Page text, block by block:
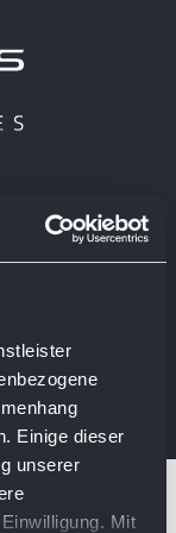
Einige dieser
unserer
Mit
Peugeot
anzulegen
Adresse und